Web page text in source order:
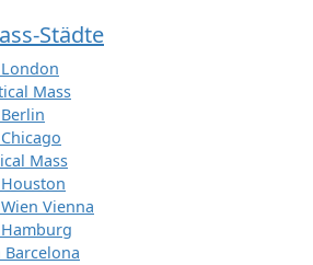
Städte
Mass
Mass
Vienna
Barcelona